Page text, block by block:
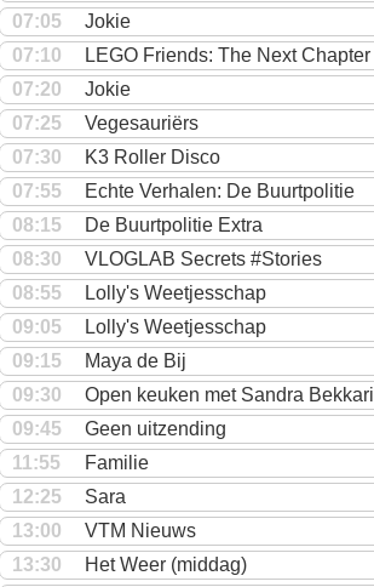
07:05
Jokie
07:10
LEGO Friends: The Next Chapter
07:20
Jokie
07:25
Vegesauriërs
07:30
K3 Roller Disco
07:55
Echte Verhalen: De Buurtpolitie
08:15
De Buurtpolitie Extra
08:30
VLOGLAB Secrets #Stories
08:55
Lolly's Weetjesschap
09:05
Lolly's Weetjesschap
09:15
Maya de Bij
09:30
Open keuken met Sandra Bekkari
09:45
Geen uitzending
11:55
Familie
12:25
Sara
13:00
VTM Nieuws
13:30
Het Weer (middag)